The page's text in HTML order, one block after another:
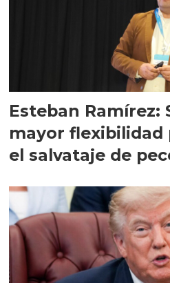
Esteban Ramírez:
mayor flexibilidad
el salvataje de